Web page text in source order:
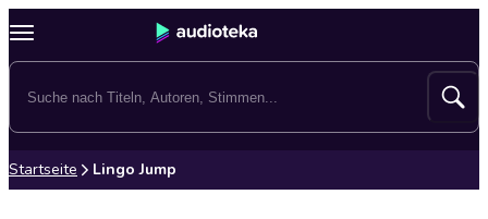
Startseite Lingo Jump